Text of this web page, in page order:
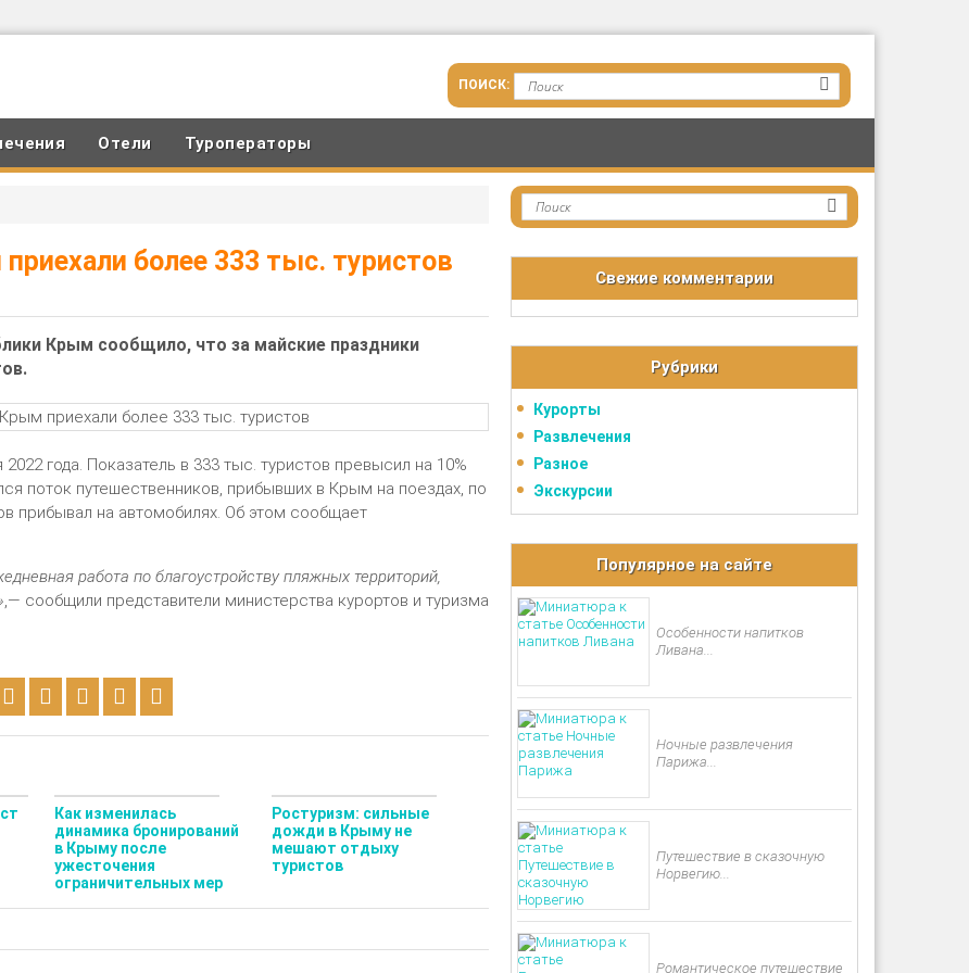
Отели Туроператоры
более 333 тыс. туристов
Крым сообщило, что за майские праздники
года. Показатель в 333 тыс. туристов превысил на 10%
поток путешественников, прибывших в Крым на поездах, по
прибывал на автомобилях. Об этом сообщает
работа по благоустройству пляжных территорий,
,— сообщили представители министерства курортов и туризма
Как изменилась
динамика бронирований
в Крыму после
ужесточения
ограничительных мер
Ростуризм: сильные
дожди в Крыму не
мешают отдыху
туристов
Свежие комментарии
Рубрики
Курорты
Развлечения
Разное
Экскурсии
Популярное на сайте
Особенности напитков
Ливана...
Ночные развлечения
Парижа...
Путешествие в сказочную
Норвегию...
Романтическое путешествие